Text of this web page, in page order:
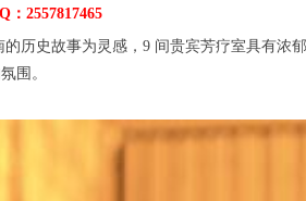
：2557817465
史故事为灵感，9 间贵宾芳疗室具有浓
围。